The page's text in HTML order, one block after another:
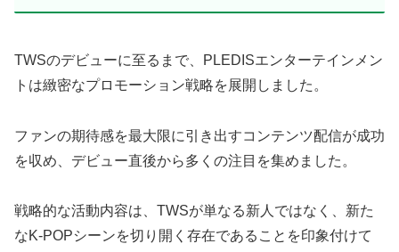
TWSのデビューに至るまで、PLEDISエンターテインメン
トは緻密なプロモーション戦略を展開しました。
ファンの期待感を最大限に引き出すコンテンツ配信が成功
を収め、デビュー直後から多くの注目を集めました。
戦略的な活動内容は、TWSが単なる新人ではなく、新た
なK-POPシーンを切り開く存在であることを印象付けて